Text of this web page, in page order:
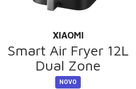
XIAOMI
Smart Air Fryer 12L
Dual Zone
NOVO